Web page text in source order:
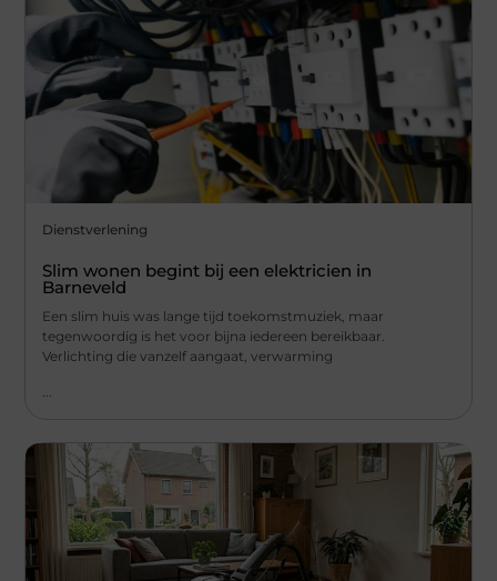
Dienstverlening
Slim wonen begint bij een elektricien in
Barneveld
Een slim huis was lange tijd toekomstmuziek, maar
tegenwoordig is het voor bijna iedereen bereikbaar.
Verlichting die vanzelf aangaat, verwarming
...